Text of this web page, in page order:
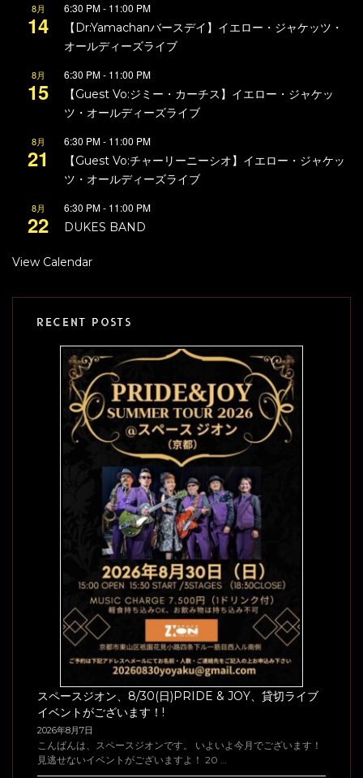
8月
14
6:30 PM- 11:00 PM
【Dr:Yamachanバースデイ】イエロー・ジャケッツ・
オールディーズライブ
8月
15
6:30 PM- 11:00 PM
【Guest Vo:ジミー・カーチス】イエロー・ジャケッ
ツ・オールディーズライブ
8月
21
6:30 PM- 11:00 PM
【Guest Vo:チャーリーニーシオ】イエロー・ジャケッ
ツ・オールディーズライブ
8月
22
6:30 PM- 11:00 PM
DUKES BAND
View Calendar
RECENT POSTS
スペースジオン、8/30(日)PRIDE & JOY、貸切ライブ
イベントがございます！!
2026年8月7日
こんばんは、スペースジオンです。 いよいよ今月でございます！
見逃せないイベントがございますよ！ 20 …